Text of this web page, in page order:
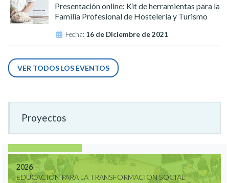
Presentación online: Kit de herramientas para la
Familia Profesional de Hostelería y Turismo
Fecha: 16 de Diciembre de 2021
VER TODOS LOS EVENTOS
Proyectos
2026
EDUCACIÓN PARA LA TRANSFORMACIÓN SOCIAL